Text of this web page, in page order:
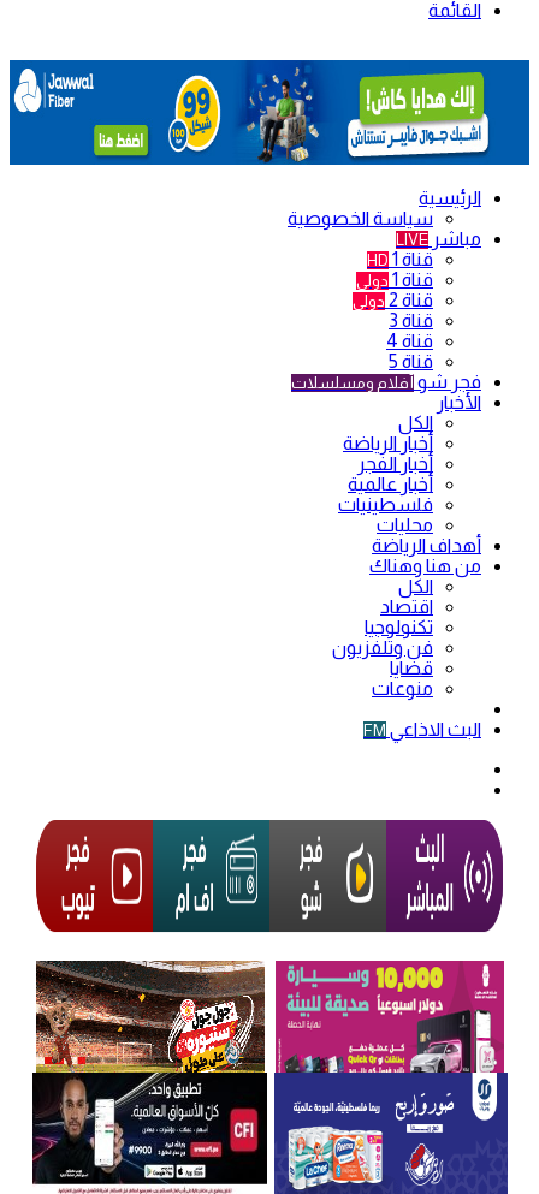
القائمة
الرئيسية
سياسة الخصوصية
مباشر LIVE
قناة 1 HD
قناة 1 دولي
قناة 2 دولي
قناة 3
قناة 4
قناة 5
فجر شو أفلام ومسلسلات
الأخبار
الكل
أخبار الرياضة
أخبار الفجر
أخبار عالمية
فلسطينيات
محليات
أهداف الرياضة
من هنا وهناك
الكل
اقتصاد
تكنولوجيا
فن وتلفزيون
قضايا
منوعات
البث الاذاعي FM